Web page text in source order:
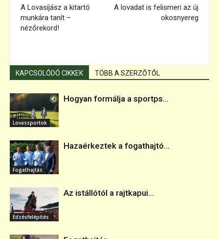
A Lovasíjász a kitartó
munkára tanít –
nézőrekord!
A lovadat is felismeri az új
okosnyereg
KAPCSOLÓDÓ CIKKEK TÖBB A SZERZŐTŐL
Lovassportok
Hogyan formálja a sportps...
Fogathajtás
Hazaérkeztek a fogathajtó...
Edzésfelépítés
Az istállótól a rajtkapui...